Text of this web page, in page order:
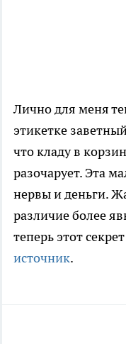
Лично для меня
этикетке
что кладу в
разочарует. Эта
нервы и деньги.
различие более
теперь этот
источник.